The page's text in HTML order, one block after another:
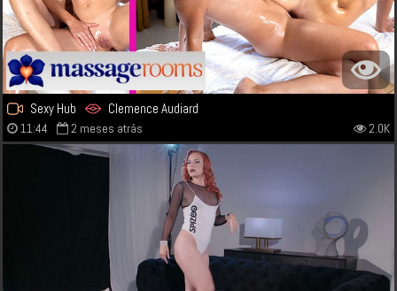
Sexy Hub Clemence Audiard
11:44 2 meses atrás 2.0K